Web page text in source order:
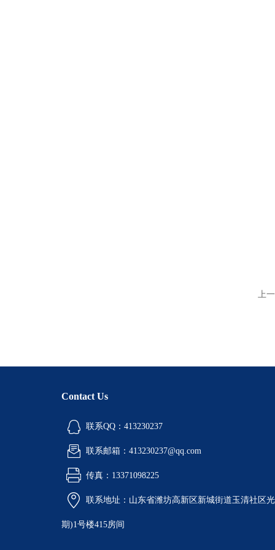
上
Contact Us
联系QQ：413230237
联系邮箱：413230237@qq.com
传真：13371098225
联系地址：山东省潍坊高新区新城街道玉清社区
期)1号楼415房间